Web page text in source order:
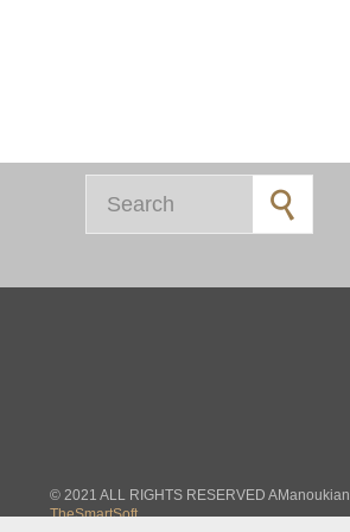
© 2021 ALL RIGHTS RESERVED AManoukian
TheSmartSoft